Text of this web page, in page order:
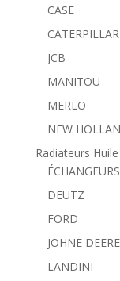
CASE
CATERPILLAR
JCB
MANITOU
MERLO
NEW
Radiateurs Huile
DEUTZ
FORD
JOHNE DEERE
LANDINI